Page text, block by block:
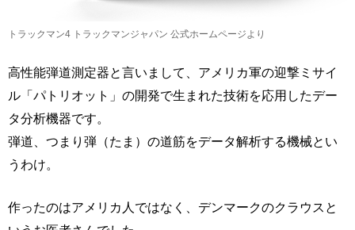
トラックマン4 トラックマンジャパン 公式ホームページより
高性能弾道測定器と言いまして、アメリカ軍の迎撃ミサイ
ル「パトリオット」の開発で生まれた技術を応用したデー
タ分析機器です。
弾道、つまり弾（たま）の道筋をデータ解析する機械とい
うわけ。
作ったのはアメリカ人ではなく、デンマークのクラウスと